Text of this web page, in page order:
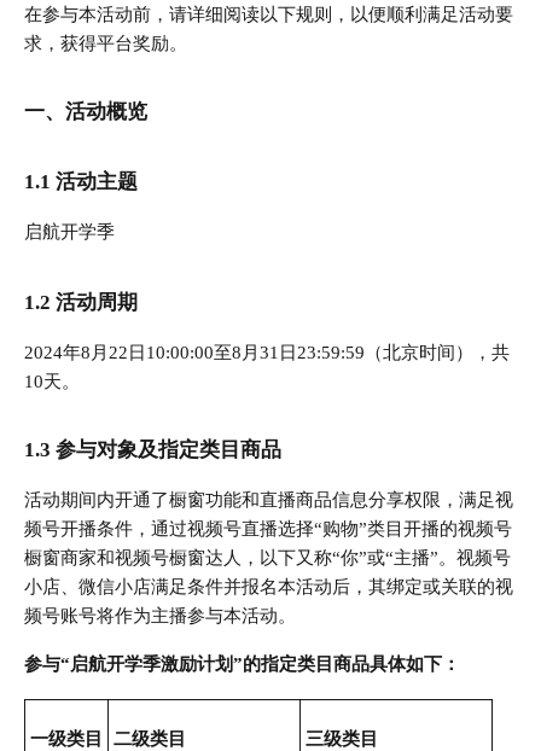
在参与本活动前，请详细阅读以下规则，以便顺利满足活动要
求，获得平台奖励。
一、活动概览
1.1 活动主题
启航开学季
1.2 活动周期
2024年8月22日10:00:00至8月31日23:59:59（北京时间），共
10天。
1.3 参与对象及指定类目商品
活动期间内开通了橱窗功能和直播商品信息分享权限，满足视
频号开播条件，通过视频号直播选择“购物”类目开播的视频号
橱窗商家和视频号橱窗达人，以下又称“你”或“主播”。视频号
小店、微信小店满足条件并报名本活动后，其绑定或关联的视
频号账号将作为主播参与本活动。
参与“启航开学季激励计划”的指定类目商品具体如下：
一级类目 二级类目 三级类目